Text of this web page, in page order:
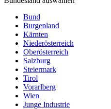
Bund
Burgenland
Kärnten
Niederösterreich
Oberösterreich
Salzburg
Steiermark
Tirol
Vorarlberg
Wien
Junge Industrie